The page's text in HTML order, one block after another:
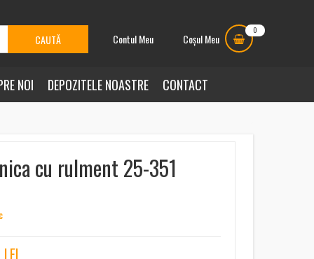
Contul Meu Coșul Meu
0
NOI DEPOZITELE NOASTRE CONTACT
cu rulment 25-351
LEI